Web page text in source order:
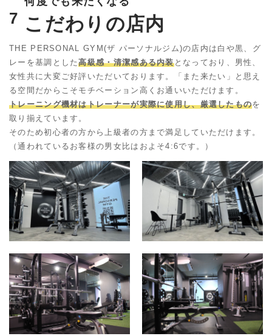
7 こだわりの店内
THE PERSONAL GYM(ザ パーソナルジム)の店内は白や黒、 グ
レーを基調とした高級感・清潔感ある内装となっており、男性、
女性共に大変ご好評いただいております。
「また来たい」と思え
る空間だからこそモチベーション高くお通いいただけます。
トレーニング機材はトレーナーが実際に使用し、厳選したものを
取り揃えています。
そのため初心者の方から上級者の方まで満足していただけます。
（通われているお客様の男女比はおよそ4:6です。）